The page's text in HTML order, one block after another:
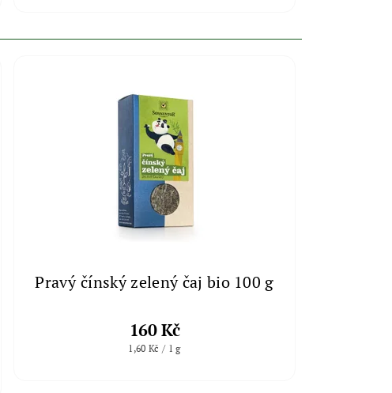
Pravý čínský zelený čaj bio 100 g
160 Kč
1,60 Kč / 1 g